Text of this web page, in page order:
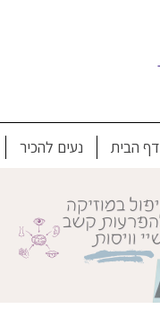
דף הבית נעים להכיר